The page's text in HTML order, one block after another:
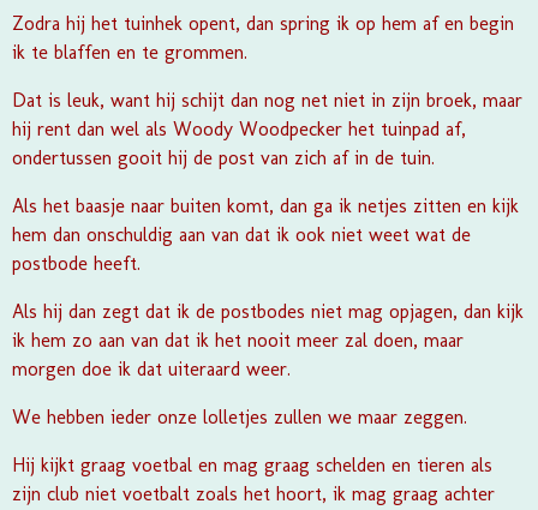
Zodra hij het tuinhek opent, dan spring ik op hem af en begin
ik te blaffen en te grommen.
Dat is leuk, want hij schijt dan nog net niet in zijn broek, maar
hij rent dan wel als Woody Woodpecker het tuinpad af,
ondertussen gooit hij de post van zich af in de tuin.
Als het baasje naar buiten komt, dan ga ik netjes zitten en kijk
hem dan onschuldig aan van dat ik ook niet weet wat de
postbode heeft.
Als hij dan zegt dat ik de postbodes niet mag opjagen, dan kijk
ik hem zo aan van dat ik het nooit meer zal doen, maar
morgen doe ik dat uiteraard weer.
We hebben ieder onze lolletjes zullen we maar zeggen.
Hij kijkt graag voetbal en mag graag schelden en tieren als
zijn club niet voetbalt zoals het hoort, ik mag graag achter